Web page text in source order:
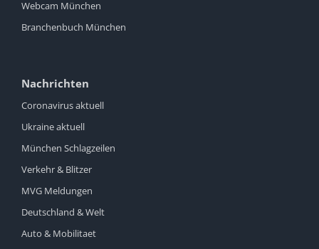
Webcam München
Branchenbuch München
Nachrichten
Coronavirus aktuell
Ukraine aktuell
München Schlagzeilen
Verkehr & Blitzer
MVG Meldungen
Deutschland & Welt
Auto & Mobilitaet